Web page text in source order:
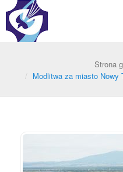
Strona
Modlitwa za miasto Nowy